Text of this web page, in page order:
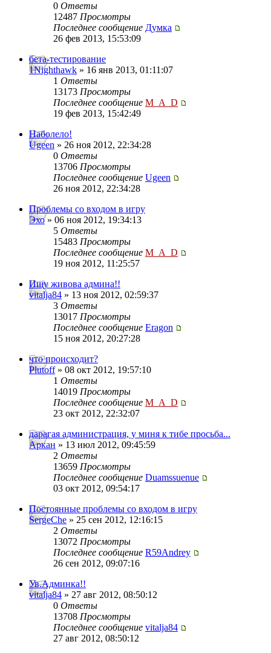
0 Ответы
12487 Просмотры
Последнее сообщение Думка
26 фев 2013, 15:53:09
бета-тестирование
1Nighthawk » 16 янв 2013, 01:11:07
1 Ответы
13173 Просмотры
Последнее сообщение M_A_D
19 фев 2013, 15:42:49
Наболело!
Ugeen » 26 ноя 2012, 22:34:28
0 Ответы
13706 Просмотры
Последнее сообщение Ugeen
26 ноя 2012, 22:34:28
Проблемы со входом в игру
Эхо» 06 ноя 2012, 19:34:13
5 Ответы
15483 Просмотры
Последнее сообщение M_A_D
19 ноя 2012, 11:25:57
Ищу живова админа!!
vitalja84 » 13 ноя 2012, 02:59:37
3 Ответы
13017 Просмотры
Последнее сообщение Eragon
15 ноя 2012, 20:27:28
что происходит?
Plutoff» 08 окт 2012, 19:57:10
1 Ответы
14019 Просмотры
Последнее сообщение M_A_D
23 окт 2012, 22:32:07
дарагая администрация, у миня к тибе просьба...
Аркан » 13 июл 2012, 09:45:59
2 Ответы
13659 Просмотры
Последнее сообщение Duamssuenue
03 окт 2012, 09:54:17
Постоянные проблемы со входом в игру
SergeChe » 25 сен 2012, 12:16:15
2 Ответы
13072 Просмотры
Последнее сообщение R59Andrey
26 сен 2012, 09:07:16
Ув.Админка!!
vitalja84 » 27 авг 2012, 08:50:12
0 Ответы
13708 Просмотры
Последнее сообщение vitalja84
27 авг 2012, 08:50:12